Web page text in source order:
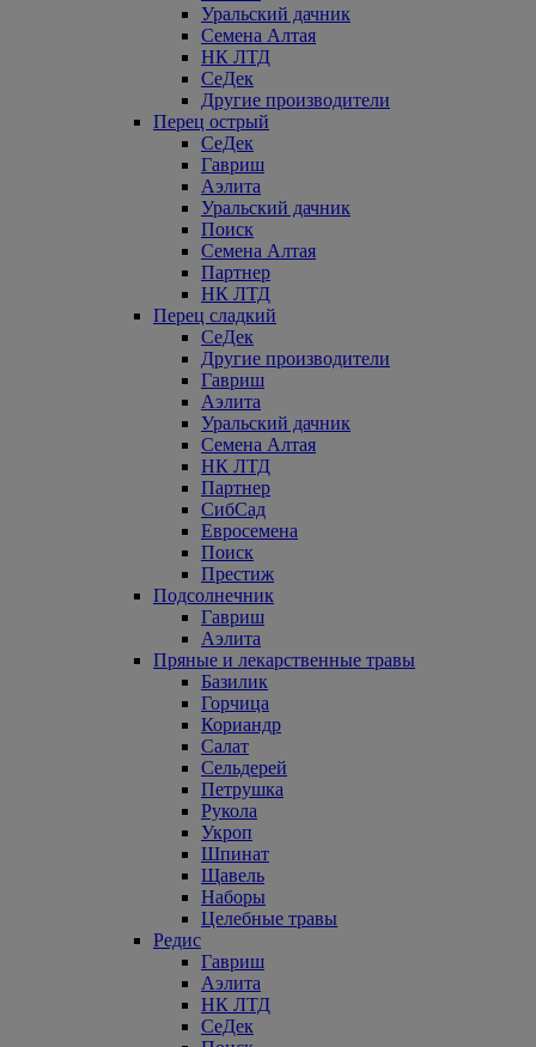
Уральский дачник
Семена Алтая
НК ЛТД
СеДек
Другие производители
Перец острый
СеДек
Гавриш
Аэлита
Уральский дачник
Поиск
Семена Алтая
Партнер
НК ЛТД
Перец сладкий
СеДек
Другие производители
Гавриш
Аэлита
Уральский дачник
Семена Алтая
НК ЛТД
Партнер
СибСад
Евросемена
Поиск
Престиж
Подсолнечник
Гавриш
Аэлита
Пряные и лекарственные травы
Базилик
Горчица
Кориандр
Салат
Сельдерей
Петрушка
Рукола
Укроп
Шпинат
Щавель
Наборы
Целебные травы
Редис
Гавриш
Аэлита
НК ЛТД
СеДек